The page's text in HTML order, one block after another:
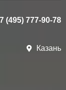
(495) 777-90-78
Казань